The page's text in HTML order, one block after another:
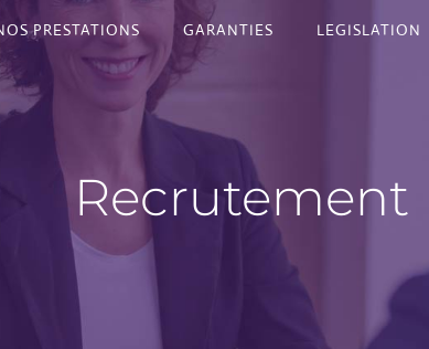
PRESTATIONS GARANTIES LEGISLATION
Recrutement